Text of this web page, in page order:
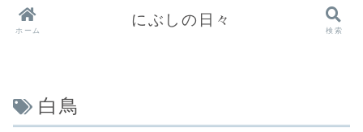
白鳥
ホーム
にぶしの日々
検索